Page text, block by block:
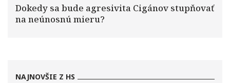
Dokedy sa bude agresivita Cigánov stupňovať
na neúnosnú mieru?
NAJNOVŠIE Z HS